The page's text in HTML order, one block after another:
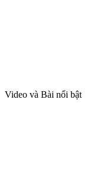
Video và Bài nổi bật